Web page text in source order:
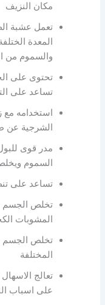
مكان النزيف
تعمل عشبة
المعدة
والسموم من
تحتوى على
تساعد على
استخدامه مع
الشرجية عن
مدر قوى
السموم
تساعد على
تخلص الجسم
المشوبات
تخلص الجسم
المختلفة
تعالج
على اسباب